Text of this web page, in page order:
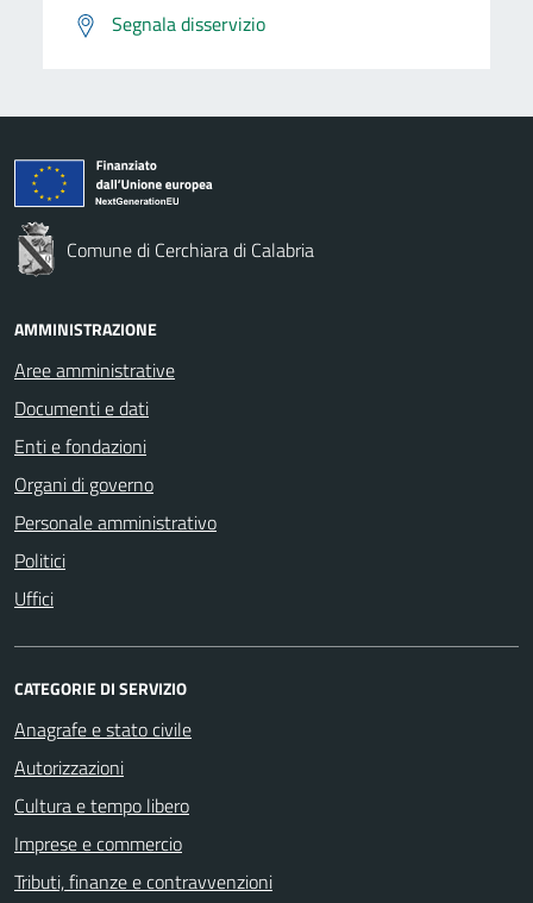
Segnala disservizio
Comune di Cerchiara di Calabria
AMMINISTRAZIONE
Aree amministrative
Documenti e dati
Enti e fondazioni
Organi di governo
Personale amministrativo
Politici
Uffici
CATEGORIE DI SERVIZIO
Anagrafe e stato civile
Autorizzazioni
Cultura e tempo libero
Imprese e commercio
Tributi, finanze e contravvenzioni